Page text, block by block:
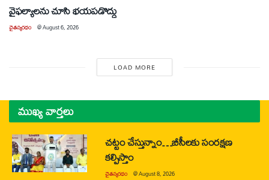
వైఫల్యాలను చూసి భయపడొద్దు
చైతన్యరధం @August 6, 2026
LOAD MORE
ముఖ్య వార్తలు
చట్టం చేస్తున్నాం…బీసీలకు సంరక్షణ
కల్పిస్తాం
చైతన్యరధం @August 8, 2026